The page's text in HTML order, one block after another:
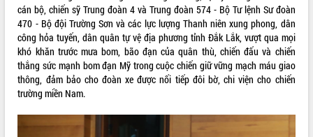
Bí thư Tỉnh ủy Lương Nguyễn Minh
Triết thăm, tặng quà người có công với
cách mạng
Rà soát, hoàn thiện hệ thống thiết chế
văn hóa, thể thao đáp ứng yêu cầu
phát triển mới
mặt Đoàn chuyên gia y tế TP. Hồ Chí
LIÊN KẾT WEB
cán bộ, chiến sỹ Trung đoàn 4 và Trung đoàn 574 - Bộ Tư lệnh Sư đoàn
470 - Bộ đội Trường Sơn và các lực lượng Thanh niên xung phong, dân
công hỏa tuyến, dân quân tự vệ địa phương tỉnh Đắk Lắk, vượt qua mọi
khó khăn trước mưa bom, bão đạn của quân thù, chiến đấu và chiến
thắng sức mạnh bom đạn Mỹ trong cuộc chiến giữ vững mạch máu giao
thông, đảm bảo cho đoàn xe được nối tiếp đôi bờ, chi viện cho chiến
trường miền Nam.